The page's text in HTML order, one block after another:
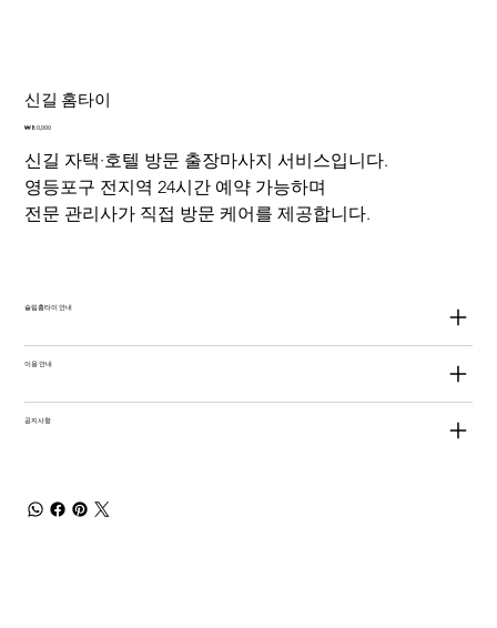
신길 홈타이
가
₩80,000
신길 자택·호텔 방문 출장마사지 서비스입니다.
영등포구 전지역 24시간 예약 가능하며
전문 관리사가 직접 방문 케어를 제공합니다.
슬림홈타이 안내
이용 안내
공지사항